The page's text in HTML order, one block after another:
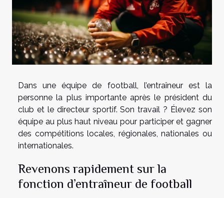
Dans une équipe de football, l’entraîneur est la
personne la plus importante après le président du
club et le directeur sportif. Son travail ? Élevez son
équipe au plus haut niveau pour participer et gagner
des compétitions locales, régionales, nationales ou
internationales.
Revenons rapidement sur la
fonction d’entraîneur de football